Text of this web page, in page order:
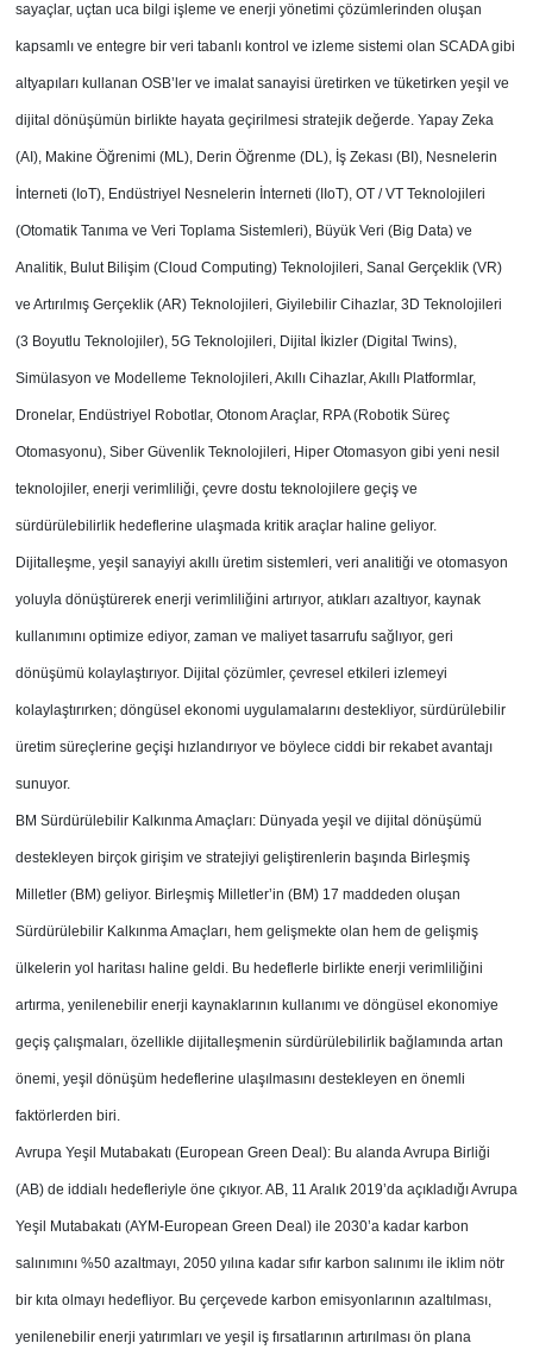
sayaçlar, uçtan uca bilgi işleme ve enerji yönetimi çözümlerinden oluşan
kapsamlı ve entegre bir veri tabanlı kontrol ve izleme sistemi olan SCADA gibi
altyapıları kullanan OSB’ler ve imalat sanayisi üretirken ve tüketirken yeşil ve
dijital dönüşümün birlikte hayata geçirilmesi stratejik değerde. Yapay Zeka
(AI), Makine Öğrenimi (ML), Derin Öğrenme (DL), İş Zekası (BI), Nesnelerin
İnterneti (IoT), Endüstriyel Nesnelerin İnterneti (IIoT), OT / VT Teknolojileri
(Otomatik Tanıma ve Veri Toplama Sistemleri), Büyük Veri (Big Data) ve
Analitik, Bulut Bilişim (Cloud Computing) Teknolojileri, Sanal Gerçeklik (VR)
ve Artırılmış Gerçeklik (AR) Teknolojileri, Giyilebilir Cihazlar, 3D Teknolojileri
(3 Boyutlu Teknolojiler), 5G Teknolojileri, Dijital İkizler (Digital Twins),
Simülasyon ve Modelleme Teknolojileri, Akıllı Cihazlar, Akıllı Platformlar,
Dronelar, Endüstriyel Robotlar, Otonom Araçlar, RPA (Robotik Süreç
Otomasyonu), Siber Güvenlik Teknolojileri, Hiper Otomasyon gibi yeni nesil
teknolojiler, enerji verimliliği, çevre dostu teknolojilere geçiş ve
sürdürülebilirlik hedeflerine ulaşmada kritik araçlar haline geliyor.
Dijitalleşme, yeşil sanayiyi akıllı üretim sistemleri, veri analitiği ve otomasyon
yoluyla dönüştürerek enerji verimliliğini artırıyor, atıkları azaltıyor, kaynak
kullanımını optimize ediyor, zaman ve maliyet tasarrufu sağlıyor, geri
dönüşümü kolaylaştırıyor. Dijital çözümler, çevresel etkileri izlemeyi
kolaylaştırırken; döngüsel ekonomi uygulamalarını destekliyor, sürdürülebilir
üretim süreçlerine geçişi hızlandırıyor ve böylece ciddi bir rekabet avantajı
sunuyor.
BM Sürdürülebilir Kalkınma Amaçları: Dünyada yeşil ve dijital dönüşümü
destekleyen birçok girişim ve stratejiyi geliştirenlerin başında Birleşmiş
Milletler (BM) geliyor. Birleşmiş Milletler’in (BM) 17 maddeden oluşan
Sürdürülebilir Kalkınma Amaçları, hem gelişmekte olan hem de gelişmiş
ülkelerin yol haritası haline geldi. Bu hedeflerle birlikte enerji verimliliğini
artırma, yenilenebilir enerji kaynaklarının kullanımı ve döngüsel ekonomiye
geçiş çalışmaları, özellikle dijitalleşmenin sürdürülebilirlik bağlamında artan
önemi, yeşil dönüşüm hedeflerine ulaşılmasını destekleyen en önemli
faktörlerden biri.
Avrupa Yeşil Mutabakatı (European Green Deal): Bu alanda Avrupa Birliği
(AB) de iddialı hedefleriyle öne çıkıyor. AB, 11 Aralık 2019’da açıkladığı Avrupa
Yeşil Mutabakatı (AYM-European Green Deal) ile 2030’a kadar karbon
salınımını %50 azaltmayı, 2050 yılına kadar sıfır karbon salınımı ile iklim nötr
bir kıta olmayı hedefliyor. Bu çerçevede karbon emisyonlarının azaltılması,
yenilenebilir enerji yatırımları ve yeşil iş fırsatlarının artırılması ön plana